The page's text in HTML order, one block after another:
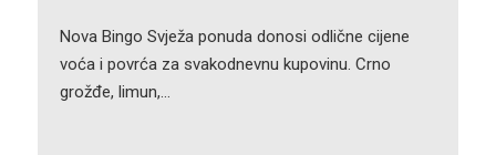
Nova Bingo Svježa ponuda donosi odlične cijene
voća i povrća za svakodnevnu kupovinu. Crno
grožđe, limun,…